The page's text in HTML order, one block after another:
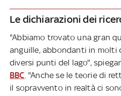
Le dichiarazioni dei
"Abbiamo trovato una gran
anguille, abbondanti in molti
diversi punti del lago",
BBC . "Anche se le teorie di
il sopravvento in realtà ci